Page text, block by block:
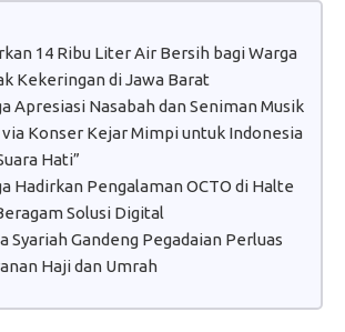
14 Ribu Liter Air Bersih bagi Warga
Kekeringan di Jawa Barat
Apresiasi Nasabah dan Seniman Musik
via Konser Kejar Mimpi untuk Indonesia
Hati”
Hadirkan Pengalaman OCTO di Halte
Solusi Digital
Syariah Gandeng Pegadaian Perluas
Haji dan Umrah